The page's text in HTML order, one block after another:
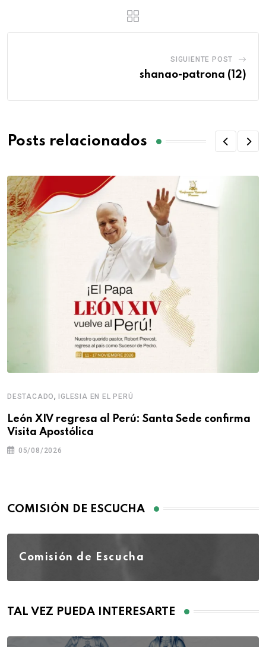
SIGUIENTE POST
shanao-patrona (12)
Posts relacionados
DESTACADO,IGLESIA EN EL PERÚ
León XIV regresa al Perú: Santa Sede confirma
Visita Apostólica
05/08/2026
COMISIÓN DE ESCUCHA
Comisión de Escucha
TAL VEZ PUEDA INTERESARTE